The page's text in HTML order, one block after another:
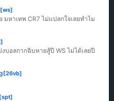
[ws]
มหาเทพ CR7 ไม่แปลกใจเลยทำไม
บอลกากฉิบหายสู้ปี WS ไม่ได้เลยปี
[26vb]
[spt]